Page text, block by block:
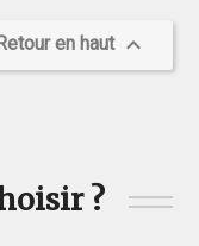
Retour en haut 
?